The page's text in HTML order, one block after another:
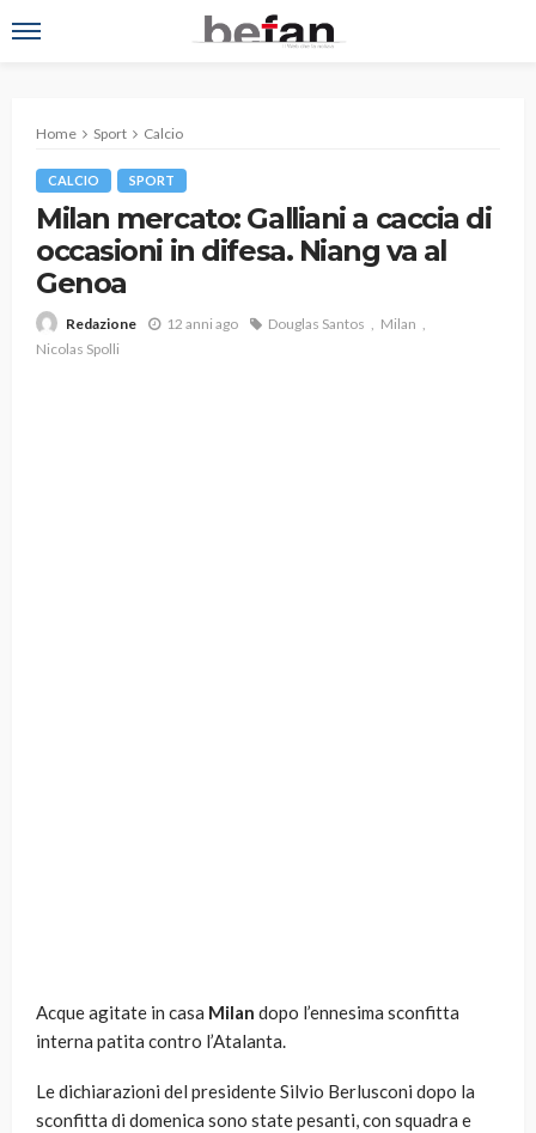
Home Sport Calcio
CALCIO SPORT
Milan mercato: Galliani a caccia di
occasioni in difesa. Niang va al
Genoa
Redazione 12 anni ago Douglas Santos
Milan
Nicolas Spolli
Acque agitate in casa Milan dopo l’ennesima sconfitta
interna patita contro l’Atalanta.
Le dichiarazioni del presidente Silvio Berlusconi dopo la
sconfitta di domenica sono state pesanti, con squadra e